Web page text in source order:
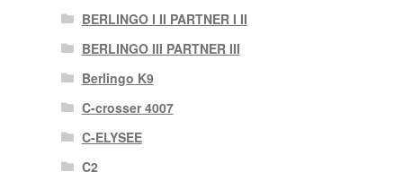
BERLINGO I II PARTNER I II
BERLINGO III PARTNER III
Berlingo K9
C-crosser 4007
C-ELYSEE
C2